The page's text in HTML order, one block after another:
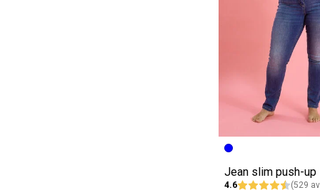
Image précédente
Image suivante
4.6 (529